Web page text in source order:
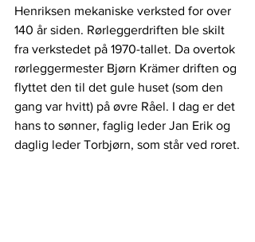
Henriksen mekaniske verksted for over
140 år siden. Rørleggerdriften ble skilt
fra verkstedet på 1970-tallet. Da overtok
rørleggermester Bjørn Krämer driften og
flyttet den til det gule huset (som den
gang var hvitt) på øvre Råel. I dag er det
hans to sønner, faglig leder Jan Erik og
daglig leder Torbjørn, som står ved roret.